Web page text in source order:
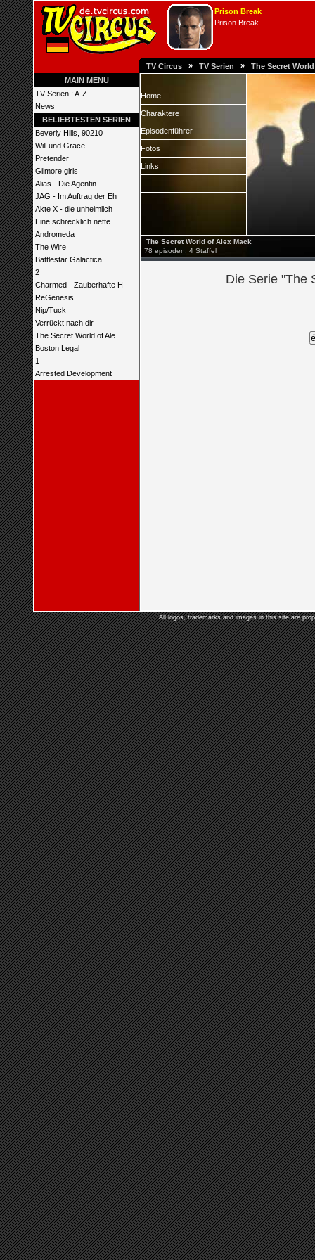
Prison Break
Prison Break.
TV Circus » TV Serien » The Secret
MAIN MENU
TV Serien : A-Z
News
BELIEBTESTEN SERIEN
Beverly Hills, 90210
Will und Grace
Pretender
Gilmore girls
Alias - Die Agentin
JAG - Im Auftrag der Eh
Akte X - die unheimlich
Eine schrecklich nette
Andromeda
The Wire
Battlestar Galactica
2
Charmed - Zauberhafte H
ReGenesis
Nip/Tuck
Verrückt nach dir
The Secret World of Ale
Boston Legal
1
Arrested Development
Home
Charaktere
Episodenführer
Fotos
Links
The Secret World of Alex Mack
78 episoden, 4 Staffel
Die Serie "The
All logos, trademarks and images in this site are